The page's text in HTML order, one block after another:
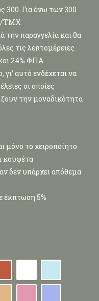
300 .Για άνω των 300
ΤΜΧ
την παραγγελία και θα
τις λεπτομέρειες
24% ΦΠΑ
αυτό ενδέχεται να
οι οποίες
την μοναδικότητα
μόνο το χειροποίητο
κουφέτα
δεν υπάρχει απόθεμα
έκπτωση 5%